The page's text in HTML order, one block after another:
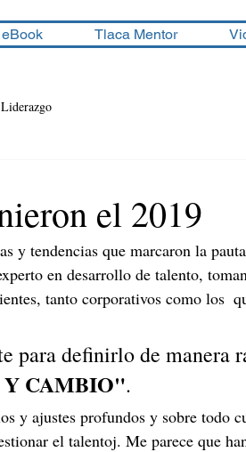
eBook Tlaca Mentor
Liderazgo
el 2019
y tendencias que marcaron la
en desarrollo de talento,
tanto corporativos como los
para definirlo de manera
CAMBIO".
y ajustes profundos y sobre todo
el talentoj. Me parece que